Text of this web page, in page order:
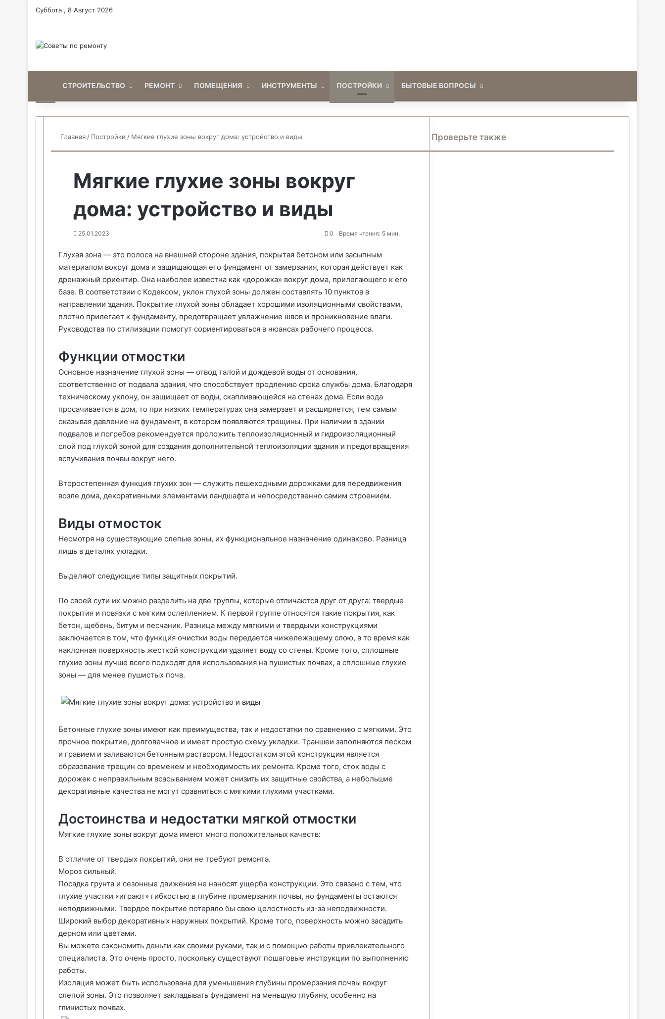
Суббота , 8 Август 2026
HomeСТРОИТЕЛЬСТВО РЕМОНТ ПОМЕЩЕНИЯ ИНСТРУМЕНТЫ ПОСТРОЙКИ БЫТОВЫЕ ВОПРОСЫ
Главная / Постройки / Мягкие глухие зоны вокруг дома: устройство и виды
Мягкие глухие зоны вокруг
дома: устройство и виды
25.01.2023 0 Время чтения: 5 мин.
Глухая зона — это полоса на внешней стороне здания, покрытая бетоном или засыпным
материалом вокруг дома и защищающая его фундамент от замерзания, которая действует как
дренажный ориентир. Она наиболее известна как «дорожка» вокруг дома, прилегающего к его
базе. В соответствии с Кодексом, уклон глухой зоны должен составлять 10 пунктов в
направлении здания. Покрытие глухой зоны обладает хорошими изоляционными свойствами,
плотно прилегает к фундаменту, предотвращает увлажнение швов и проникновение влаги.
Руководства по стилизации помогут сориентироваться в нюансах рабочего процесса.
Функции отмостки
Основное назначение глухой зоны — отвод талой и дождевой воды от основания,
соответственно от подвала здания, что способствует продлению срока службы дома. Благодаря
техническому уклону, он защищает от воды, скапливающейся на стенах дома. Если вода
просачивается в дом, то при низких температурах она замерзает и расширяется, тем самым
оказывая давление на фундамент, в котором появляются трещины. При наличии в здании
подвалов и погребов рекомендуется проложить теплоизоляционный и гидроизоляционный
слой под глухой зоной для создания дополнительной теплоизоляции здания и предотвращения
вспучивания почвы вокруг него.
Второстепенная функция глухих зон — служить пешеходными дорожками для передвижения
возле дома, декоративными элементами ландшафта и непосредственно самим строением.
Виды отмосток
Несмотря на существующие слепые зоны, их функциональное назначение одинаково. Разница
лишь в деталях укладки.
Выделяют следующие типы защитных покрытий.
По своей сути их можно разделить на две группы, которые отличаются друг от друга: твердые
покрытия и повязки с мягким ослеплением. К первой группе относятся такие покрытия, как
бетон, щебень, битум и песчаник. Разница между мягкими и твердыми конструкциями
заключается в том, что функция очистки воды передается нижележащему слою, в то время как
наклонная поверхность жесткой конструкции удаляет воду со стены. Кроме того, сплошные
глухие зоны лучше всего подходят для использования на пушистых почвах, а сплошные глухие
зоны — для менее пушистых почв.
Бетонные глухие зоны имеют как преимущества, так и недостатки по сравнению с мягкими. Это
прочное покрытие, долговечное и имеет простую схему укладки. Траншеи заполняются песком
и гравием и заливаются бетонным раствором. Недостатком этой конструкции является
образование трещин со временем и необходимость их ремонта. Кроме того, сток воды с
дорожек с неправильным всасыванием может снизить их защитные свойства, а небольшие
декоративные качества не могут сравниться с мягкими глухими участками.
Достоинства и недостатки мягкой отмостки
Мягкие глухие зоны вокруг дома имеют много положительных качеств:
В отличие от твердых покрытий, они не требуют ремонта.
Мороз сильный.
Посадка грунта и сезонные движения не наносят ущерба конструкции. Это связано с тем, что
глухие участки «играют» гибкостью в глубине промерзания почвы, но фундаменты остаются
неподвижными. Твердое покрытие потеряло бы свою целостность из-за неподвижности.
Широкий выбор декоративных наружных покрытий. Кроме того, поверхность можно засадить
дерном или цветами.
Вы можете сэкономить деньги как своими руками, так и с помощью работы привлекательного
специалиста. Это очень просто, поскольку существуют пошаговые инструкции по выполнению
работы.
Изоляция может быть использована для уменьшения глубины промерзания почвы вокруг
слепой зоны. Это позволяет закладывать фундамент на меньшую глубину, особенно на
глинистых почвах.
Проверьте также